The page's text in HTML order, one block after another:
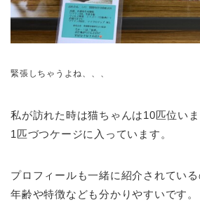
緊張しちゃうよね、、、
私が訪れた時は猫ちゃんは10匹位いま
1匹づつケージに入っています。
プロフィールも一緒に紹介されている
年齢や特徴なども分かりやすいです。